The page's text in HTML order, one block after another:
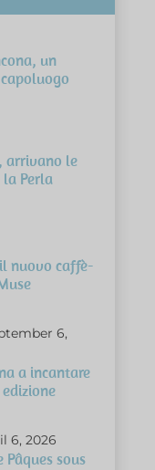
un
arrivano le
Perla
nuovo caffè-
6,
a incantare
6, 2026
Pâques sous